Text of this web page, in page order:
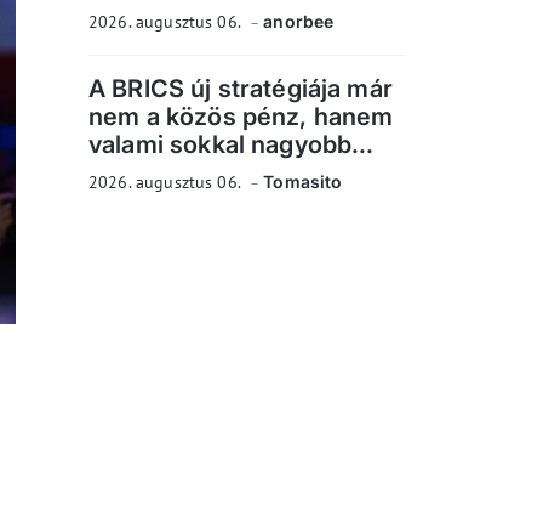
2026. augusztus 06. anorbee
A BRICS új stratégiája már
nem a közös pénz, hanem
valami sokkal nagyobb...
2026. augusztus 06. Tomasito